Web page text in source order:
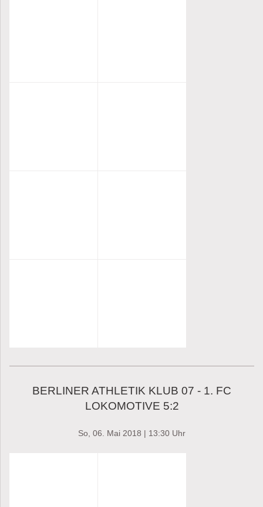
BERLINER ATHLETIK KLUB 07 - 1. FC
LOKOMOTIVE 5:2
So, 06. Mai 2018 | 13:30 Uhr